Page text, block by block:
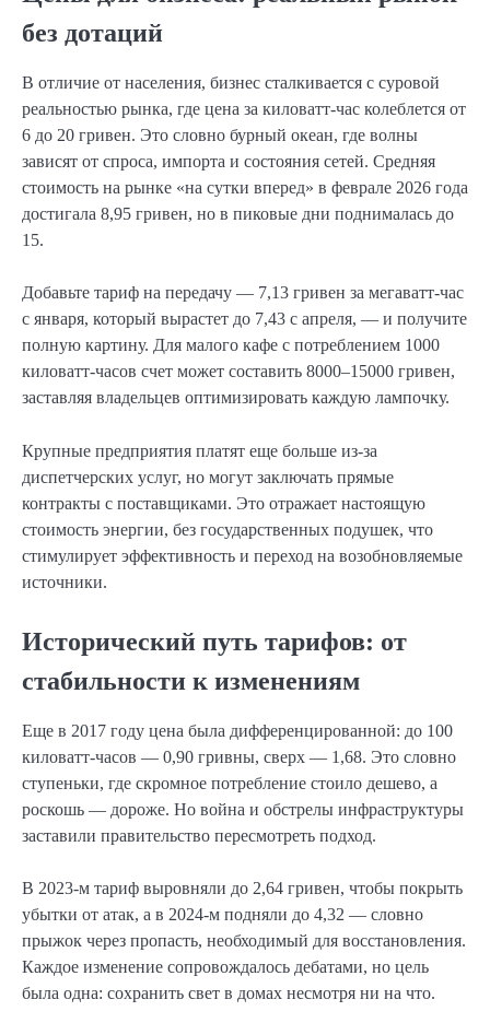
без дотаций
В отличие от населения, бизнес сталкивается с суровой
реальностью рынка, где цена за киловатт-час колеблется от
6 до 20 гривен. Это словно бурный океан, где волны
зависят от спроса, импорта и состояния сетей. Средняя
стоимость на рынке «на сутки вперед» в феврале 2026 года
достигала 8,95 гривен, но в пиковые дни поднималась до
15.
Добавьте тариф на передачу — 7,13 гривен за мегаватт-час
с января, который вырастет до 7,43 с апреля, — и получите
полную картину. Для малого кафе с потреблением 1000
киловатт-часов счет может составить 8000–15000 гривен,
заставляя владельцев оптимизировать каждую лампочку.
Крупные предприятия платят еще больше из-за
диспетчерских услуг, но могут заключать прямые
контракты с поставщиками. Это отражает настоящую
стоимость энергии, без государственных подушек, что
стимулирует эффективность и переход на возобновляемые
источники.
Исторический путь тарифов: от
стабильности к изменениям
Еще в 2017 году цена была дифференцированной: до 100
киловатт-часов — 0,90 гривны, сверх — 1,68. Это словно
ступеньки, где скромное потребление стоило дешево, а
роскошь — дороже. Но война и обстрелы инфраструктуры
заставили правительство пересмотреть подход.
В 2023-м тариф выровняли до 2,64 гривен, чтобы покрыть
убытки от атак, а в 2024-м подняли до 4,32 — словно
прыжок через пропасть, необходимый для восстановления.
Каждое изменение сопровождалось дебатами, но цель
была одна: сохранить свет в домах несмотря ни на что.